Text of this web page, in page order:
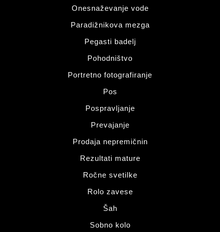
Onesnaževanje vode
Paradižnikova mezga
Pegasti badelj
Pohodništvo
Portretno fotografiranje
Pos
Pospravljanje
Prevajanje
Prodaja nepremičnin
Rezultati mature
Ročne svetilke
Rolo zavese
Šah
Sobno kolo